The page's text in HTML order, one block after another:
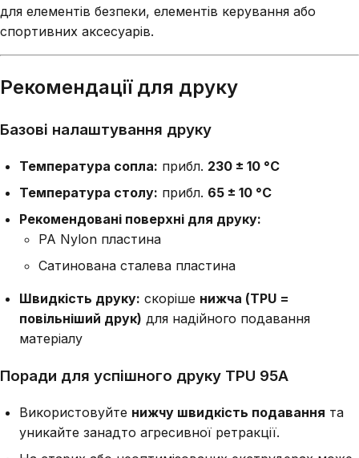
для елементів безпеки, елементів керування або
спортивних аксесуарів.
Рекомендації для друку
Базові налаштування друку
Температура сопла: прибл. 230 ± 10 °C
Температура столу: прибл. 65 ± 10 °C
Рекомендовані поверхні для друку:
PA Nylon пластина
Сатинована сталева пластина
Швидкість друку: скоріше нижча (TPU =
повільніший друк) для надійного подавання
матеріалу
Поради для успішного друку TPU 95A
Використовуйте нижчу швидкість подавання та
уникайте занадто агресивної ретракції.